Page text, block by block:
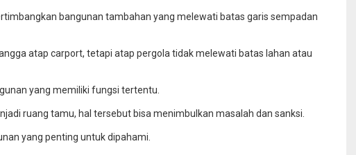
bangunan tambahan yang melewati batas garis sempadan
atap carport, tetapi atap pergola tidak melewati batas lahan atau
yang memiliki fungsi tertentu.
ruang tamu, hal tersebut bisa menimbulkan masalah dan sanksi.
yang penting untuk dipahami.